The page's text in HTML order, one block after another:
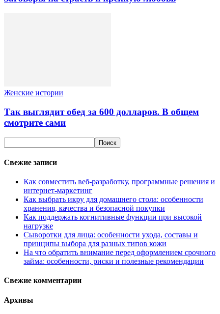
Женские истории
Так выглядит обед за 600 долларов. В общем
смотрите сами
Свежие записи
Как совместить веб-разработку, программные решения и
интернет-маркетинг
Как выбрать икру для домашнего стола: особенности
хранения, качества и безопасной покупки
Как поддержать когнитивные функции при высокой
нагрузке
Сыворотки для лица: особенности ухода, составы и
принципы выбора для разных типов кожи
На что обратить внимание перед оформлением срочного
займа: особенности, риски и полезные рекомендации
Свежие комментарии
Архивы